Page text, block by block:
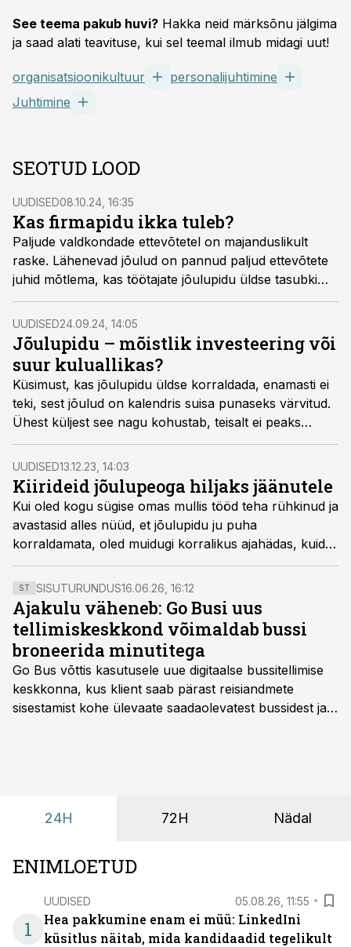
See teema pakub huvi? Hakka neid märksõnu jälgima
ja saad alati teavituse, kui sel teemal ilmub midagi uut!
organisatsioonikultuur
personalijuhtimine
Juhtimine
SEOTUD LOOD
UUDISED08.10.24, 16:35
Kas firmapidu ikka tuleb?
Paljude valdkondade ettevõtetel on majanduslikult
raske. Lähenevad jõulud on pannud paljud ettevõtete
juhid mõtlema, kas töötajate jõulupidu üldse tasubki
korraldada.
UUDISED24.09.24, 14:05
Jõulupidu – mõistlik investeering või
suur kuluallikas?
Küsimust, kas jõulupidu üldse korraldada, enamasti ei
teki, sest jõulud on kalendris suisa punaseks värvitud.
Ühest küljest see nagu kohustab, teisalt ei peaks
midagi tegema lihtsalt tegemise pärast. Parem makske
jõulupeoks planeeritud eelarve inimestele preemiateks.
UUDISED13.12.23, 14:03
Kiirideid jõulupeoga hiljaks jäänutele
Kui oled kogu sügise omas mullis tööd teha rühkinud ja
avastasid alles nüüd, et jõulupidu ju puha
korraldamata, oled muidugi korralikus ajahädas, kuid
siit leiad ehk siiski mõne päästva idee, millega kastanid
tulest välja tuua.
ST SISUTURUNDUS16.06.26, 16:12
Ajakulu väheneb: Go Busi uus
tellimiskeskkond võimaldab bussi
broneerida minutitega
Go Bus võttis kasutusele uue digitaalse bussitellimise
keskkonna, kus klient saab pärast reisiandmete
sisestamist kohe ülevaate saadaolevatest bussidest ja
24H 72H Nädal
ENIMLOETUD
1
UUDISED 05.08.26, 11:55
Hea pakkumine enam ei müü: LinkedIni
küsitlus näitab, mida kandidaadid tegelikult